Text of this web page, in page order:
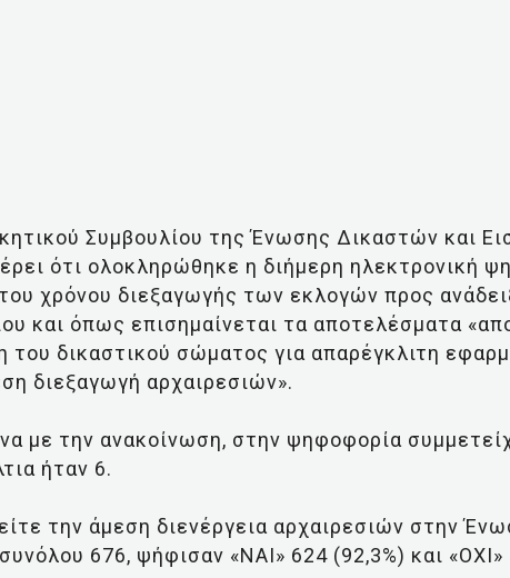
Συμβουλίου της Ένωσης Δικαστών και
ότι ολοκληρώθηκε η διήμερη ηλεκτρονική
χρόνου διεξαγωγής των εκλογών προς
και όπως επισημαίνεται τα αποτελέσματα
του δικαστικού σώματος για απαρέγκλιτη
διεξαγωγή αρχαιρεσιών».
με την ανακοίνωση, στην ψηφοφορία
ήταν 6.
την άμεση διενέργεια αρχαιρεσιών στην
676, ψήφισαν «ΝΑΙ» 624 (92,3%) και «ΟΧΙ»